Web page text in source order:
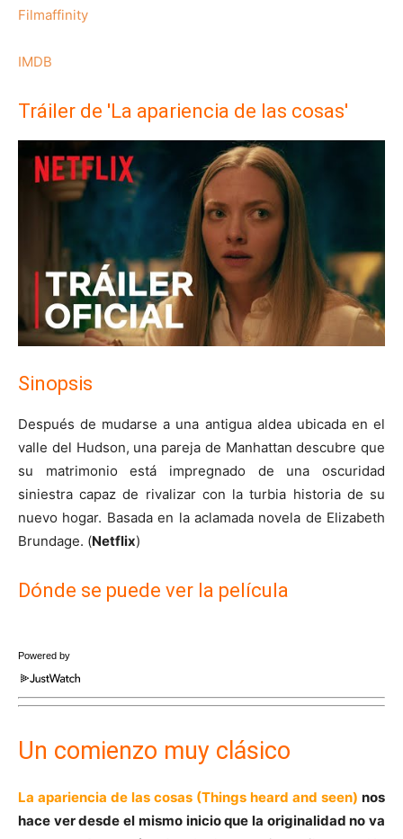
Filmaffinity
IMDB
Tráiler de 'La apariencia de las cosas'
Sinopsis
Después de mudarse a una antigua aldea ubicada en el
valle del Hudson, una pareja de Manhattan descubre que
su matrimonio está impregnado de una oscuridad
siniestra capaz de rivalizar con la turbia historia de su
nuevo hogar. Basada en la aclamada novela de Elizabeth
Brundage. (Netflix)
Dónde se puede ver la película
Powered by
Un comienzo muy clásico
La apariencia de las cosas (Things heard and seen) nos
hace ver desde el mismo inicio que la originalidad no va